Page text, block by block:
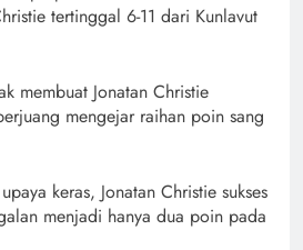
tertinggal 6-11 dari Kunlavut
membuat Jonatan Christie
mengejar raihan poin sang
keras, Jonatan Christie sukses
menjadi hanya dua poin pada